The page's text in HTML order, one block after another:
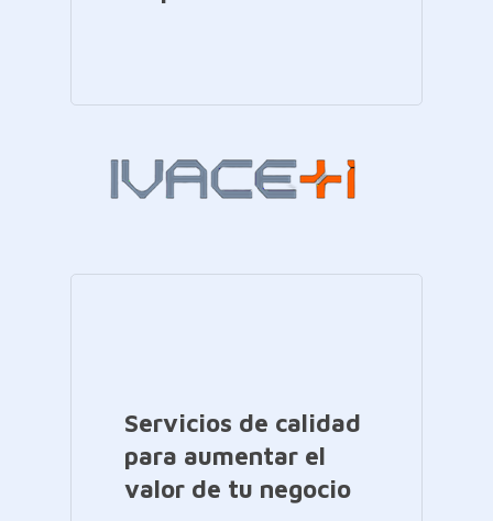
Servicios de calidad
para aumentar el
valor de tu negocio